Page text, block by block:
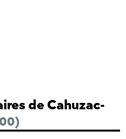
de Cahuzac-